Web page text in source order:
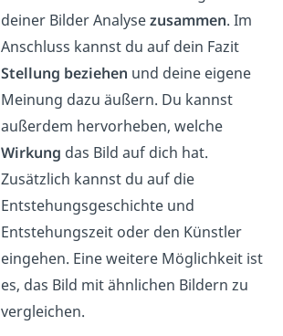
deiner Bilder Analysezusammen. Im
Anschluss kannst du auf dein Fazit
Stellung beziehen und deine eigene
Meinung dazu äußern. Du kannst
außerdem hervorheben, welche
Wirkung das Bild auf dich hat.
Zusätzlich kannst du auf die
Entstehungsgeschichte und
Entstehungszeit oder den Künstler
eingehen. Eine weitere Möglichkeit ist
es, das Bild mit ähnlichen Bildern zu
vergleichen.